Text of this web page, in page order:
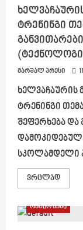
ტრენინგი
მარშალ პრესი
ხელვაჩაურის
ტრენინგი
შეფერხება და
სკოლამდელი
ვრცლადRead
more
რეგიონები